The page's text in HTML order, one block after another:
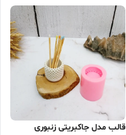
قالب مدل جاکبریتی زنبوری